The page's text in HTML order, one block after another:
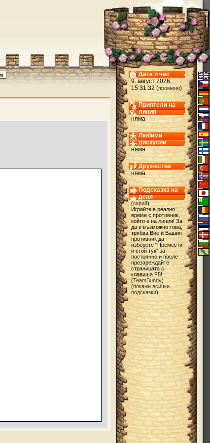
Дата и час
9. август 2026,
15:31:32 (промени)
Приятели на
линия
няма
Любими
дискусии
няма
Дружества
няма
Подсказка на
деня
(скрий)
Играйте в реално
време с противник,
който е на линия! За
да е възможно това,
трябва Вие и Вашия
противник да
изберете "Премести
и стой тук" за
постоянно и после
презареждайте
страницата с
клавиша F5!
(TeamBundy)
(покажи всички
подсказки)